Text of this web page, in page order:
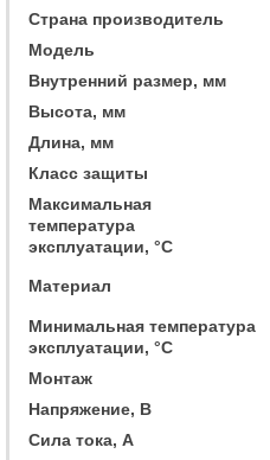
Страна производитель
Модель
Внутренний размер, мм
Высота, мм
Длина, мм
Класс защиты
Максимальная
температура
эксплуатации, °C
Материал
Минимальная температура
эксплуатации, °C
Монтаж
Напряжение, В
Сила тока, А